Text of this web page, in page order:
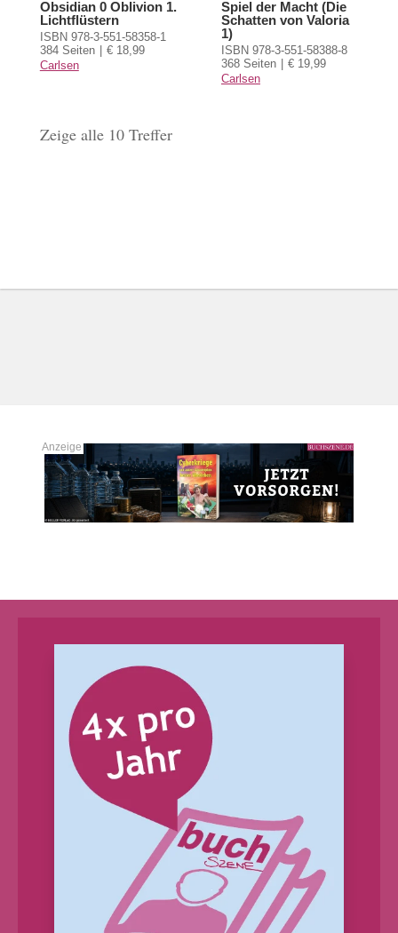
Obsidian 0 Oblivion 1.
Lichtflüstern
ISBN 978-3-551-58358-1
384 Seiten
€ 18,99
Carlsen
Spiel der Macht (Die
Schatten von Valoria
1)
ISBN 978-3-551-58388-8
368 Seiten
€ 19,99
Carlsen
Zeige alle 10 Treffer